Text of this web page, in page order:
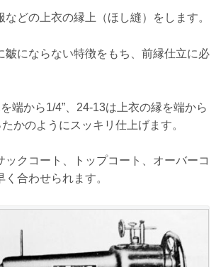
などの上衣の縁上（ほし縫）をします。
皺にならない特徴をもち、前縁仕立に必
端から1/4”、24‐13は上衣の縁を端から
かのようにスッキリ仕上げます。
ックコート、トップコート、オーバーコ
合わせられます。